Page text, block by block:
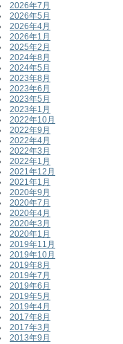
2026年7月
2026年5月
2026年4月
2026年1月
2025年2月
2024年8月
2024年5月
2023年8月
2023年6月
2023年5月
2023年1月
2022年10月
2022年9月
2022年4月
2022年3月
2022年1月
2021年12月
2021年1月
2020年9月
2020年7月
2020年4月
2020年3月
2020年1月
2019年11月
2019年10月
2019年8月
2019年7月
2019年6月
2019年5月
2019年4月
2017年8月
2017年3月
2013年9月